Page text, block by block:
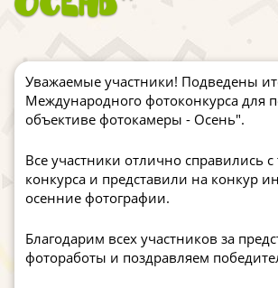
Уважаемые участники! Подведены
Международного фотоконкурса для
объективе фотокамеры - Осень".
Все участники отлично справились с
конкурса и представили на конкур
осенние фотографии.
Благодарим всех участников за
фотоработы и поздравляем